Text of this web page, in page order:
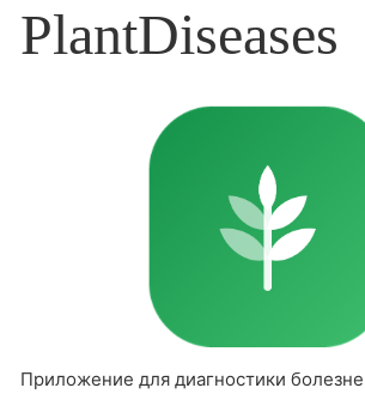
PlantDiseases
Приложение для диагностики